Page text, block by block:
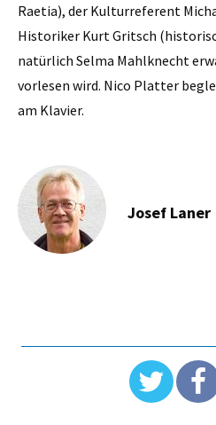
Raetia), der Kulturreferent
Historiker Kurt Gritsch
natürlich Selma Mahlknecht
vorlesen wird. Nico Platter
am Klavier.
Josef Laner